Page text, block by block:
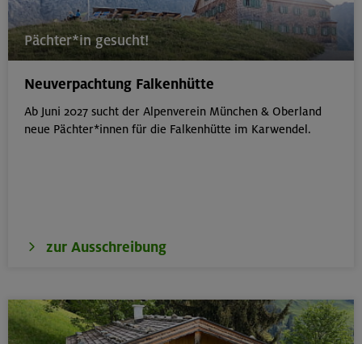
19.08.26
Schnupperkletterkurs indoor
19.08.26
Ötztaler Alpen
Pächter*in gesucht!
Neuverpachtung Falkenhütte
Ab Juni 2027 sucht der Alpenverein München & Oberland
neue Pächter*innen für die Falkenhütte im Karwendel.
zur Ausschreibung